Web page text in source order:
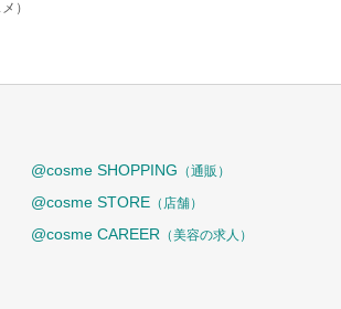
）
@cosme SHOPPING （通販）
@cosme STORE （店舗）
@cosme CAREER （美容の求人）